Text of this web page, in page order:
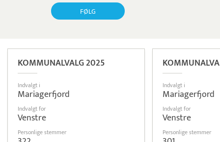
FØLG
KOMMUNALVALG 2025
Indvalgt i
Mariagerfjord
Indvalgt for
Venstre
Personlige stemmer
Indvalgt i
Mariagerfjord
Indvalgt for
Venstre
Personlige stemmer